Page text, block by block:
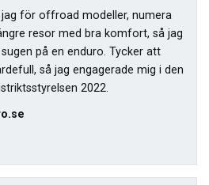
för offroad modeller, numera
resor med bra komfort, så jag
på en enduro. Tycker att
så jag engagerade mig i den
2022.